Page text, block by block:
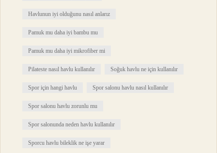
Havlunun iyi olduğunu nasıl anlarız
Pamuk mu daha iyi bambu mu
Pamuk mu daha iyi mikrofiber mi
Pilateste nasıl havlu kullanılır Soğuk havlu ne için kullanılır
Spor için hangi havlu Spor salonu havlu nasıl kullanılır
Spor salonu havlu zorunlu mu
Spor salonunda neden havlu kullanılır
Sporcu havlu bileklik ne işe yarar